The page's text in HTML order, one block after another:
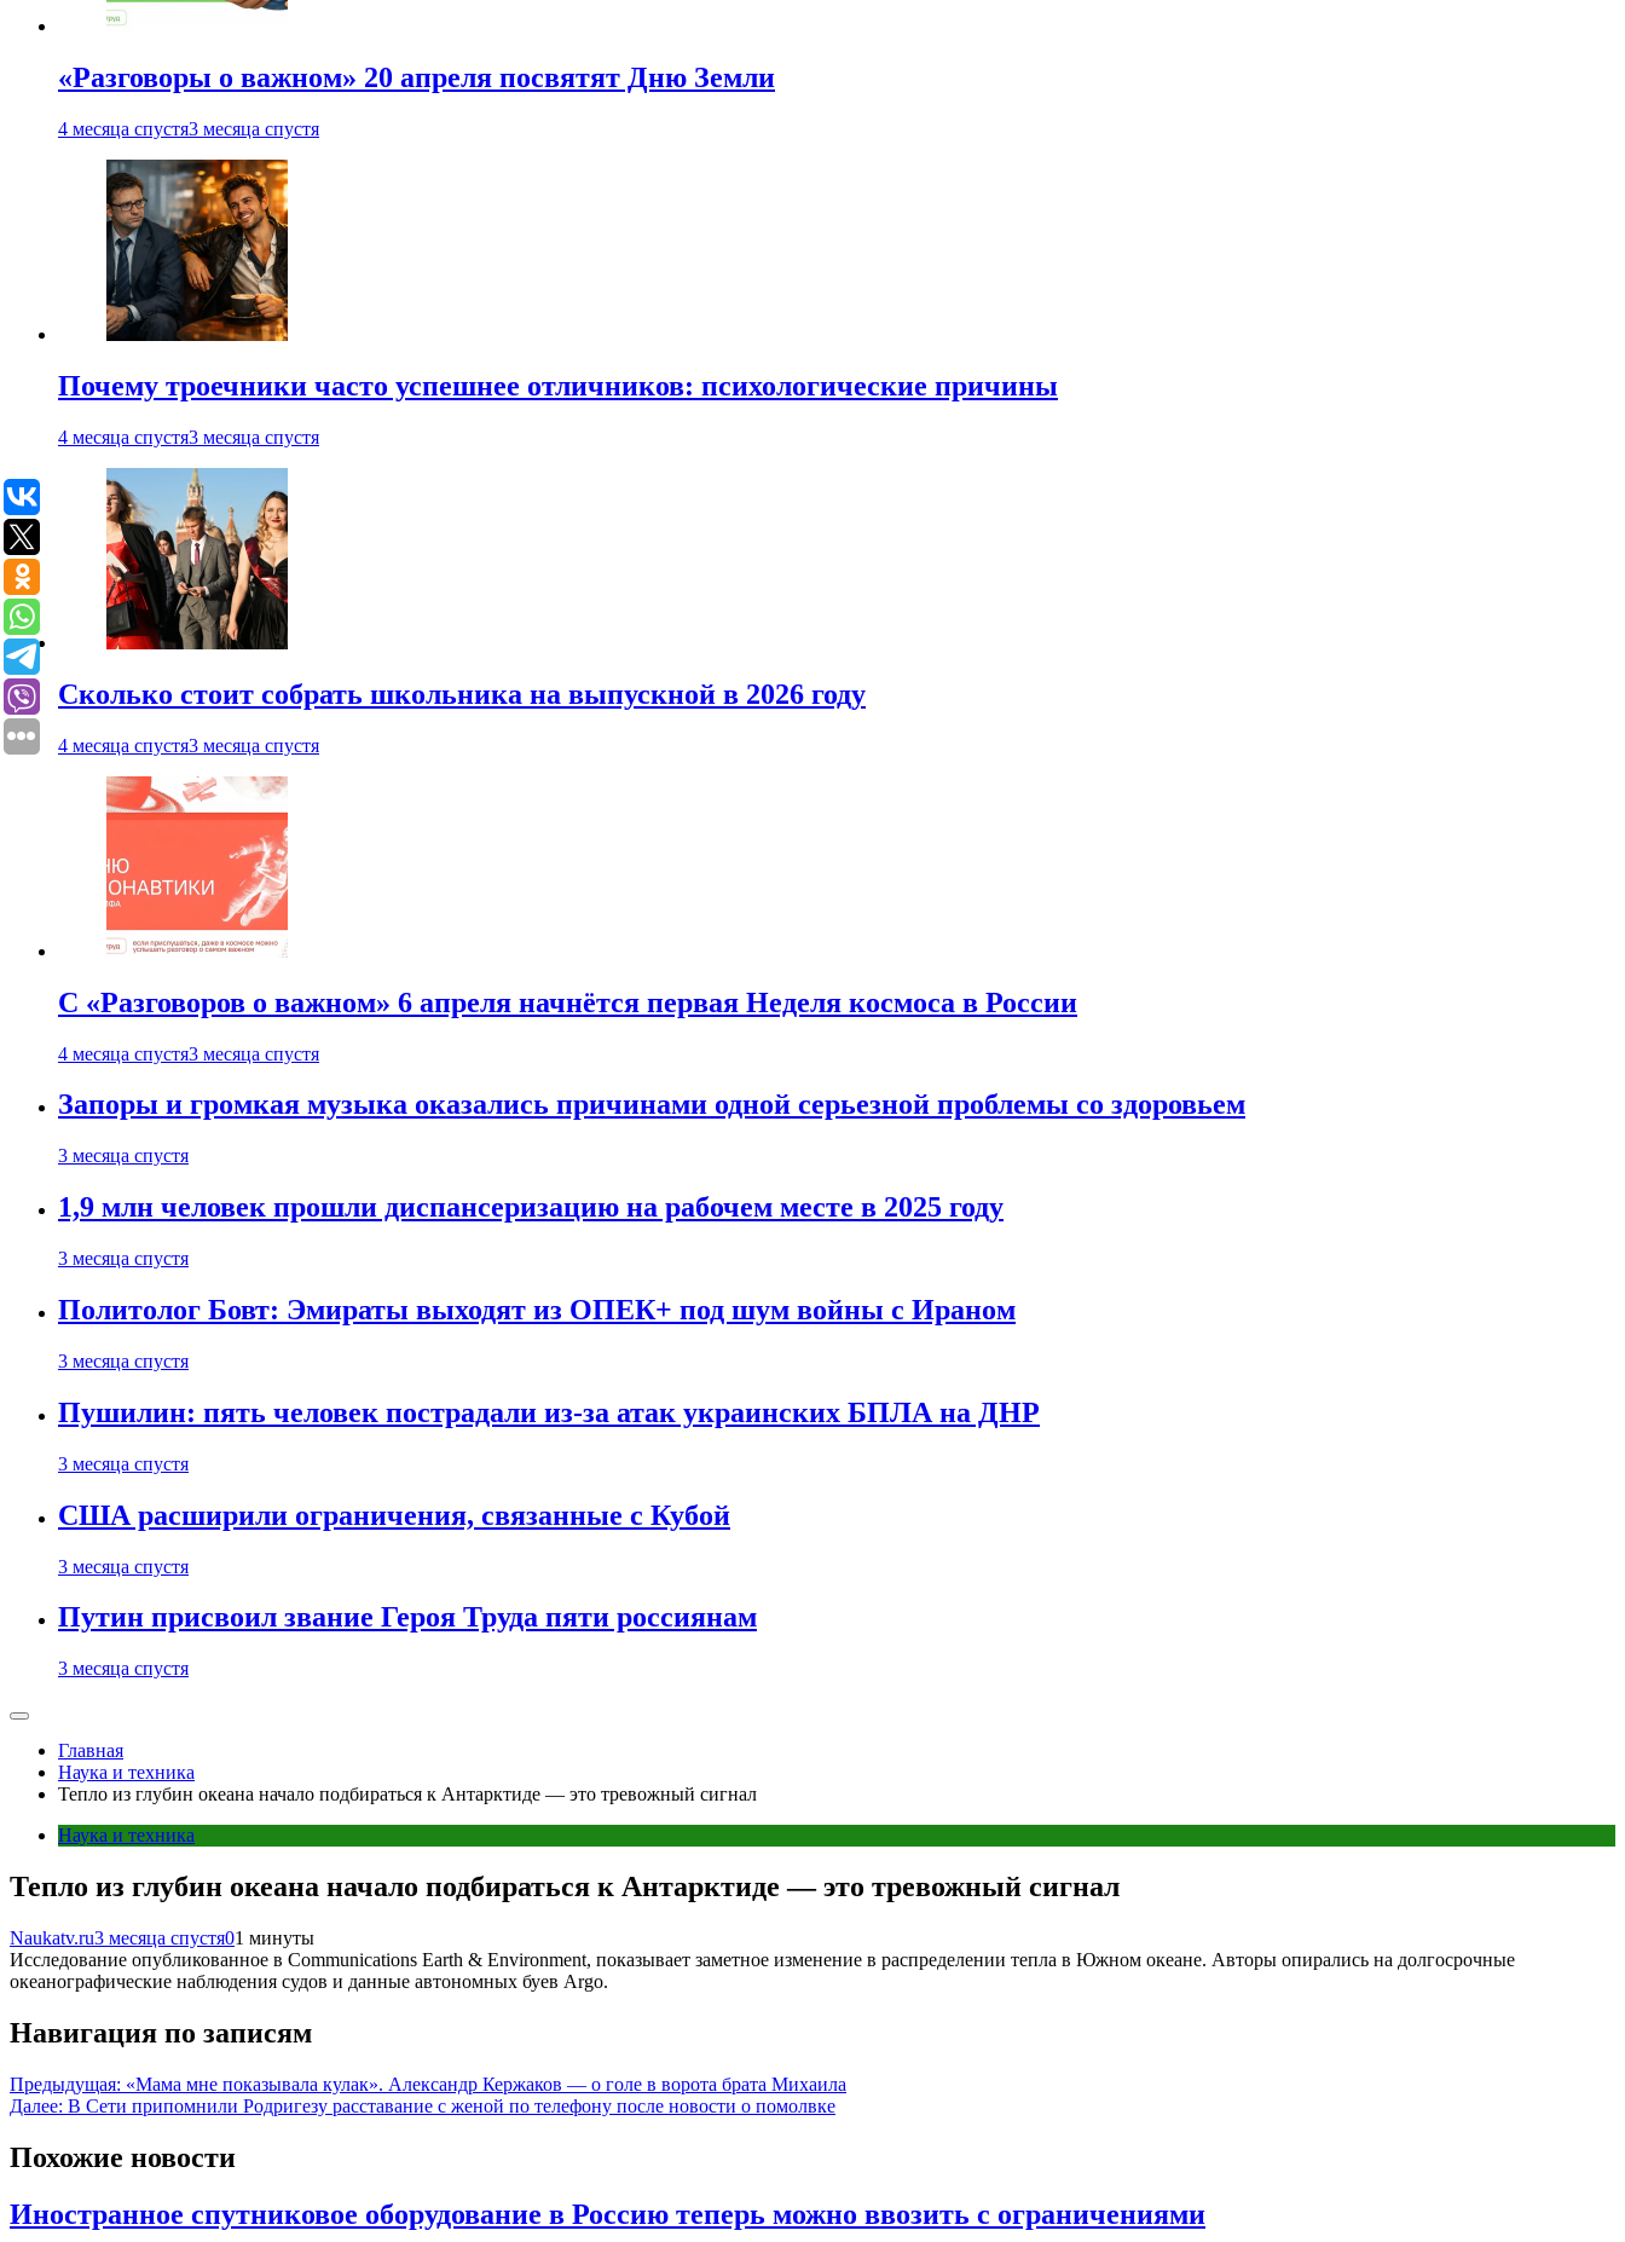
«Разговоры о важном» 20 апреля посвятят Дню Земли
4 месяца спустя3 месяца спустя
Почему троечники часто успешнее отличников: психологические причины
4 месяца спустя3 месяца спустя
Сколько стоит собрать школьника на выпускной в 2026 году
4 месяца спустя3 месяца спустя
С «Разговоров о важном» 6 апреля начнётся первая Неделя космоса в России
4 месяца спустя3 месяца спустя
Запоры и громкая музыка оказались причинами одной серьезной проблемы со здоровьем
3 месяца спустя
1,9 млн человек прошли диспансеризацию на рабочем месте в 2025 году
3 месяца спустя
Политолог Бовт: Эмираты выходят из ОПЕК+ под шум войны с Ираном
3 месяца спустя
Пушилин: пять человек пострадали из-за атак украинских БПЛА на ДНР
3 месяца спустя
США расширили ограничения, связанные с Кубой
3 месяца спустя
Путин присвоил звание Героя Труда пяти россиянам
3 месяца спустя
Главная
Наука и техника
Тепло из глубин океана начало подбираться к Антарктиде — это тревожный сигнал
Наука и техника
Тепло из глубин океана начало подбираться к Антарктиде — это тревожный сигнал
Naukatv.ru3 месяца спустя01 минуты
Исследование опубликованное в Communications Earth & Environment, показывает заметное изменение в распределении тепла в Южном океане. Авторы опирались на долгосрочные
океанографические наблюдения судов и данные автономных буев Argo.
Навигация по записям
Предыдущая: «Мама мне показывала кулак». Александр Кержаков — о голе в ворота брата Михаила
Далее: В Сети припомнили Родригезу расставание с женой по телефону после новости о помолвке
Похожие новости
Иностранное спутниковое оборудование в Россию теперь можно ввозить с ограничениями